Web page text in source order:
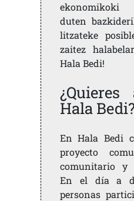
ekonomikoki
duten
litzateke
zaitez
Hala Bedi!
Hala
En Hala Bedi
proyecto
comunitario y
En el día a
personas